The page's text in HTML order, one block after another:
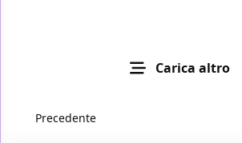
Carica altro
Precedente